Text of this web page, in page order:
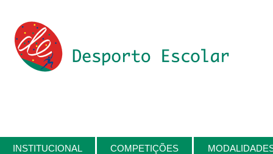
INSTITUCIONAL COMPETIÇÕES